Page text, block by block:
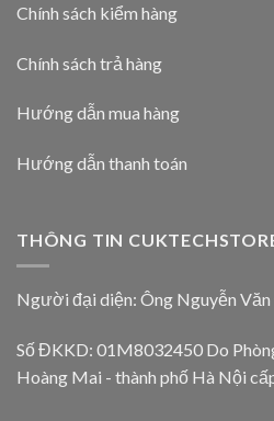
Chính sách kiểm hàng
Chính sách trả hàng
Hướng dẫn mua hàng
Hướng dẫn thanh toán
THÔNG TIN
Người đại diện: Ông Nguyễn
Số ĐKKD: 01M8032450 Do
Hoàng Mai - thành phố Hà Nội